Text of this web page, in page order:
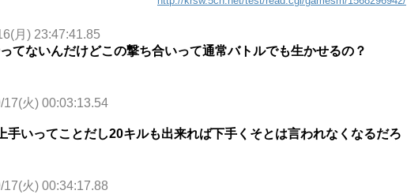
月) 23:47:41.85
てないんだけどこの撃ち合いって通常バトルでも生かせるの？
17(火) 00:03:13.54
手いってことだし20キルも出来れば下手くそとは言われなくなるだろ
17(火) 00:34:17.88